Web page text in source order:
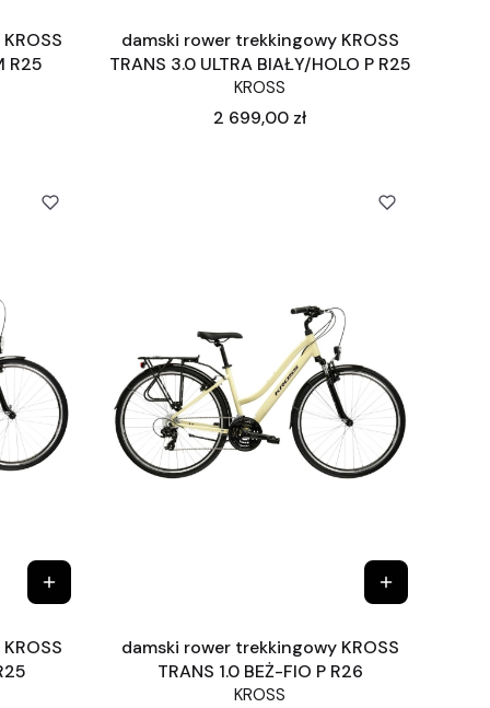
R25
damski rower trekkingowy KROSS
TRANS 3.0 ULTRA BIAŁY/HOLO P R25
KROSS
Cena
2 699,00 zł
damski rower trekkingowy KROSS
TRANS 1.0 BEŻ-FIO P R26
KROSS